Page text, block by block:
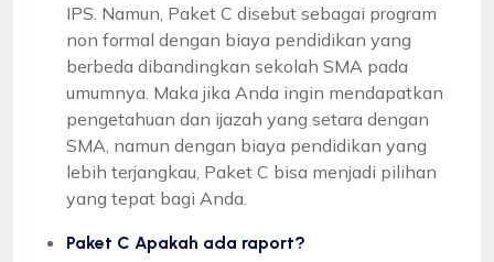
IPS. Namun, Paket C disebut sebagai program
non formal dengan biaya pendidikan yang
berbeda dibandingkan sekolah SMA pada
umumnya. Maka jika Anda ingin mendapatkan
pengetahuan dan ijazah yang setara dengan
SMA, namun dengan biaya pendidikan yang
lebih terjangkau, Paket C bisa menjadi pilihan
yang tepat bagi Anda.
Paket C Apakah ada raport?